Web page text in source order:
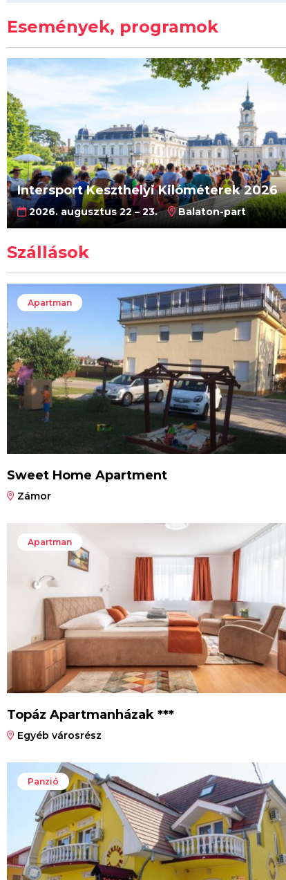
Események, programok
Intersport Keszthelyi Kilóméterek 2026
2026. augusztus 22 – 23. Balaton-part
Szállások
Apartman
Sweet Home Apartment
Zámor
Apartman
Topáz Apartmanházak ***
Egyéb városrész
Panzió